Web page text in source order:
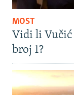
MOST
Vidi li
broj 1?